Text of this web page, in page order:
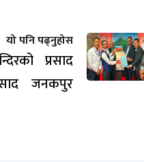
यो पनि पढ्नुहोस
प्रसाद
जनकपुर